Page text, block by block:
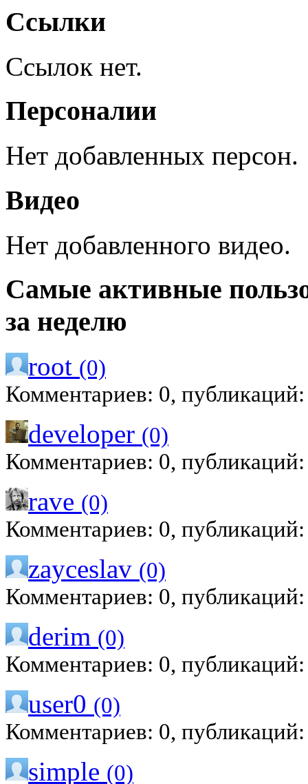
Ссылки
Ссылок нет.
Персоналии
Нет добавленных персон.
Видео
Нет добавленного видео.
Самые активные
за неделю
root (0)
Комментариев: 0,
developer (0)
Комментариев: 0,
rave (0)
Комментариев: 0,
zayceslav (0)
Комментариев: 0,
derim (0)
Комментариев: 0,
user0 (0)
Комментариев: 0,
simple (0)